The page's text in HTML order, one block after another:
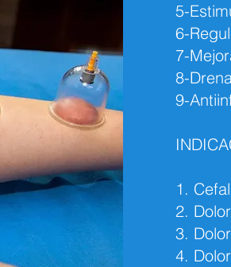
5-
6-
7-
8-
9-
1.
2.
3.
4.